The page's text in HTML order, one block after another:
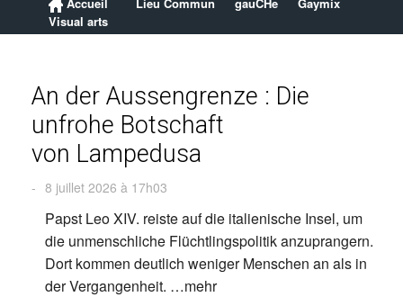
Visual arts
An der Aussengrenze : Die
unfrohe Botschaft
von Lampedusa
- 8 juillet 2026 à 17h03
Papst Leo XIV. reiste auf die italienische Insel, um
die unmenschliche Flüchtlingspolitik anzuprangern.
Dort kommen deutlich weniger Menschen an als in
der Vergangenheit. …mehr